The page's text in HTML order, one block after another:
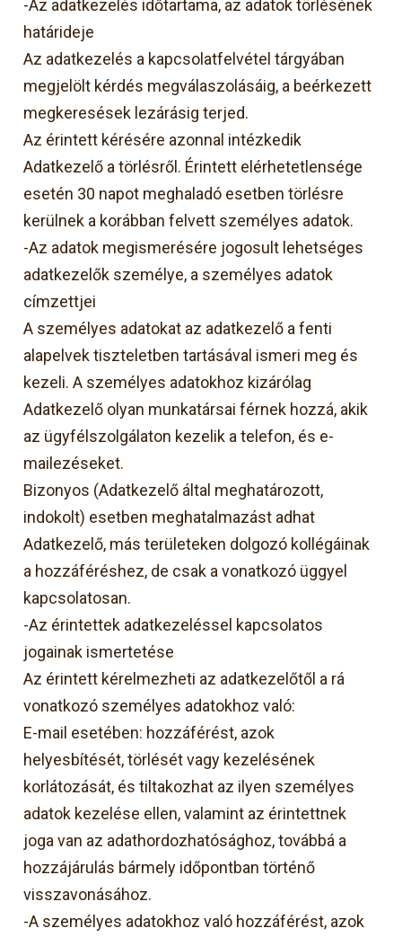
-Az adatkezelés időtartama, az adatok törlésének
határideje
Az adatkezelés a kapcsolatfelvétel tárgyában
megjelölt kérdés megválaszolásáig, a beérkezett
megkeresések lezárásig terjed.
Az érintett kérésére azonnal intézkedik
Adatkezelő a törlésről. Érintett elérhetetlensége
esetén 30 napot meghaladó esetben törlésre
kerülnek a korábban felvett személyes adatok.
-Az adatok megismerésére jogosult lehetséges
adatkezelők személye, a személyes adatok
címzettjei
A személyes adatokat az adatkezelő a fenti
alapelvek tiszteletben tartásával ismeri meg és
kezeli. A személyes adatokhoz kizárólag
Adatkezelő olyan munkatársai férnek hozzá, akik
az ügyfélszolgálaton kezelik a telefon, és e-
mailezéseket.
Bizonyos (Adatkezelő által meghatározott,
indokolt) esetben meghatalmazást adhat
Adatkezelő, más területeken dolgozó kollégáinak
a hozzáféréshez, de csak a vonatkozó üggyel
kapcsolatosan.
-Az érintettek adatkezeléssel kapcsolatos
jogainak ismertetése
Az érintett kérelmezheti az adatkezelőtől a rá
vonatkozó személyes adatokhoz való:
E-mail esetében: hozzáférést, azok
helyesbítését, törlését vagy kezelésének
korlátozását, és tiltakozhat az ilyen személyes
adatok kezelése ellen, valamint az érintettnek
joga van az adathordozhatósághoz, továbbá a
hozzájárulás bármely időpontban történő
visszavonásához.
-A személyes adatokhoz való hozzáférést, azok